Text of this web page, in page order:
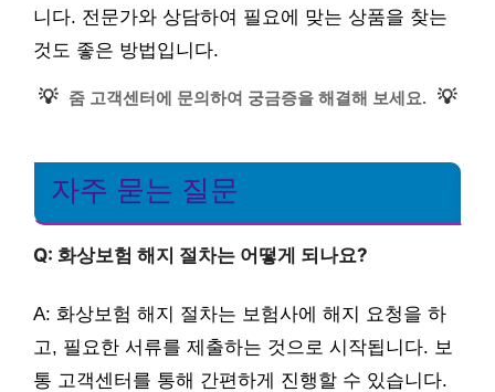
니다. 전문가와 상담하여 필요에 맞는 상품을 찾는
것도 좋은 방법입니다.
💡 줌 고객센터에 문의하여 궁금증을 해결해 보세요. 💡
자주 묻는 질문
Q: 화상보험 해지 절차는 어떻게 되나요?
A: 화상보험 해지 절차는 보험사에 해지 요청을 하
고, 필요한 서류를 제출하는 것으로 시작됩니다. 보
통 고객센터를 통해 간편하게 진행할 수 있습니다.